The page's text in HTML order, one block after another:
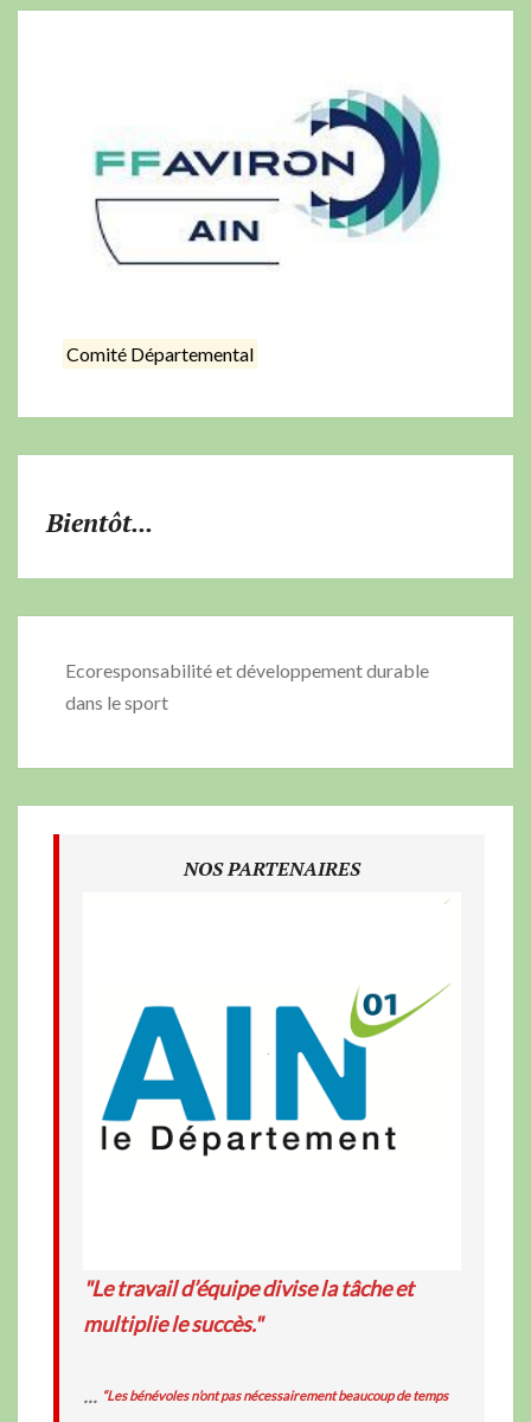
Comité Départemental
Bientôt...
Ecoresponsabilité et développement durable
dans le sport
NOS PARTENAIRES
"Le travail d’équipe divise la tâche et
multiplie le succès."
... “Les bénévoles n’ont pas nécessairement beaucoup de temps